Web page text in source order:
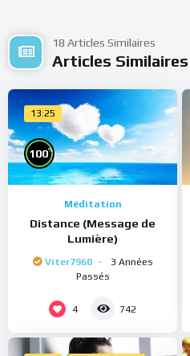
18 Articles Similaires
Articles Similaires
13:25
100%
Méditation
Distance (Message de
Lumière)
Viter7960
3 Années
Passés
4 742